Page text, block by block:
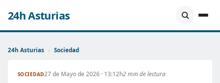
24h Asturias
24h Asturias › Sociedad
SOCIEDAD27 de Mayo de 2026 · 13:12h2 min de lectura